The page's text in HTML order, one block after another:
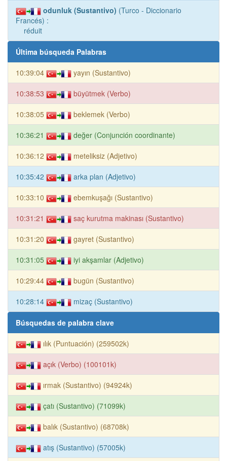
odunluk (Sustantivo) (Turco - Diccionario
Francés) :
réduit
Última búsqueda Palabras
10:39:04 yayın (Sustantivo)
10:38:53 büyütmek (Verbo)
10:38:05 beklemek (Verbo)
10:36:21 değer (Conjunción coordinante)
10:36:12 meteliksiz (Adjetivo)
10:35:42 arka plan (Adjetivo)
10:33:10 ebemkuşağı (Sustantivo)
10:31:21 saç kurutma makinası (Sustantivo)
10:31:20 gayret (Sustantivo)
10:31:05 iyi akşamlar (Adjetivo)
10:29:44 bugün (Sustantivo)
10:28:14 mizaç (Sustantivo)
Búsquedas de palabra clave
ılık (Puntuación) (259502k)
açık (Verbo) (100101k)
ırmak (Sustantivo) (94924k)
çatı (Sustantivo) (71099k)
balık (Sustantivo) (68708k)
atış (Sustantivo) (57005k)